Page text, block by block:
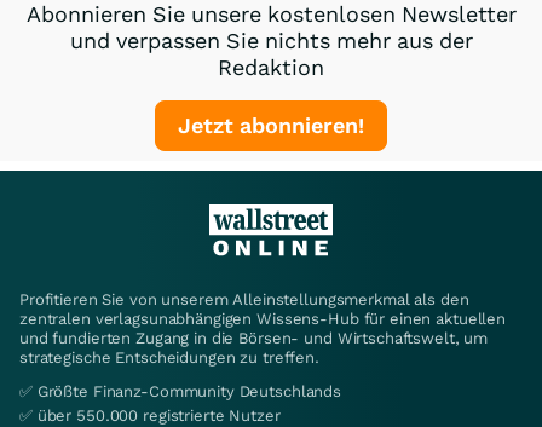
Abonnieren Sie unsere kostenlosen Newsletter
und verpassen Sie nichts mehr aus der
Redaktion
Jetzt abonnieren!
Profitieren Sie von unserem Alleinstellungsmerkmal als den
zentralen verlagsunabhängigen Wissens-Hub für einen aktuellen
und fundierten Zugang in die Börsen- und Wirtschaftswelt, um
strategische Entscheidungen zu treffen.
✅ Größte Finanz-Community Deutschlands
✅ über 550.000 registrierte Nutzer